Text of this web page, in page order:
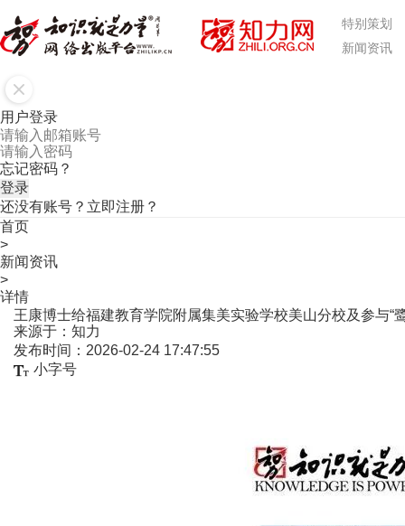
特别策划
新闻资讯
用户登录
忘记密码？
还没有账号？ 立即注册？
首页
>
新闻资讯
>
详情
王康博士给福建教育学院附属集美实验学校美山分校及参与“
来源于： 知力
发布时间： 2026-02-24 17:47:55
小字号